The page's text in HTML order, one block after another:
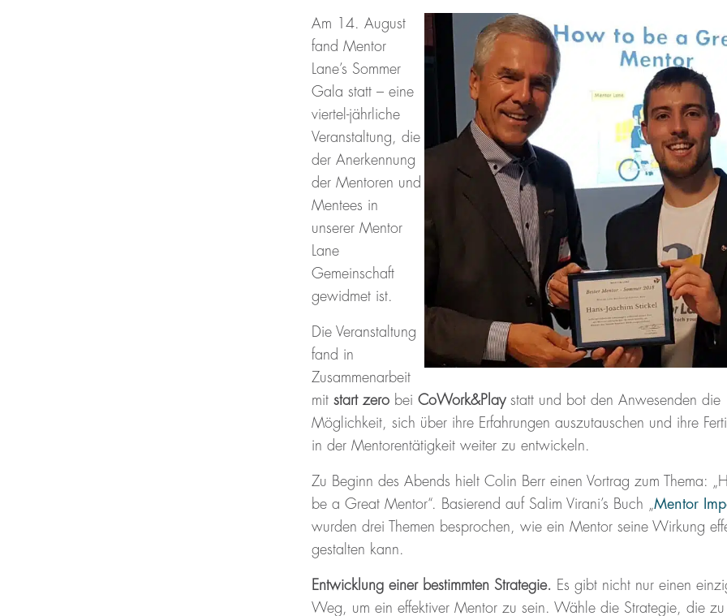
Am 14. August
fand Mentor
Lane’s Sommer
Gala statt – eine
viertel-jährliche
Veranstaltung, die
der Anerkennung
der Mentoren und
Mentees in
unserer Mentor
Lane
Gemeinschaft
gewidmet ist.
Die Veranstaltung
fand in
Zusammenarbeit
mit start zero bei CoWork&Playstatt und bot den Anwesenden die
Möglichkeit, sich über ihre Erfahrungen auszutauschen und ihre
in der Mentorentätigkeit weiter zu entwickeln.
Zu Beginn des Abends hielt Colin Berr einen Vortrag zum Thema:
be a Great Mentor“. Basierend auf Salim Virani’s Buch „ Mentor
wurden drei Themen besprochen, wie ein Mentor seine Wirkung
gestalten kann.
Entwicklung einer bestimmten Strategie. Es gibt nicht nur einen
Weg, um ein effektiver Mentor zu sein. Wähle die Strategie, die zu